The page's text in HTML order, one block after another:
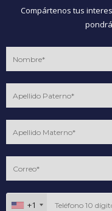
Compártenos tus
+1